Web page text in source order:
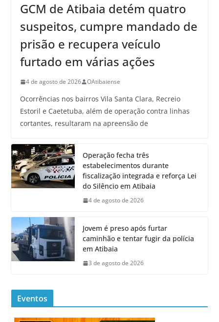
GCM de Atibaia detém quatro
suspeitos, cumpre mandado de
prisão e recupera veículo
furtado em várias ações
4 de agosto de 2026 OAtibaiense
Ocorrências nos bairros Vila Santa Clara, Recreio
Estoril e Caetetuba, além de operação contra linhas
cortantes, resultaram na apreensão de
Operação fecha três
estabelecimentos durante
fiscalização integrada e reforça Lei
do Silêncio em Atibaia
4 de agosto de 2026
Jovem é preso após furtar
caminhão e tentar fugir da polícia
em Atibaia
3 de agosto de 2026
Eventos